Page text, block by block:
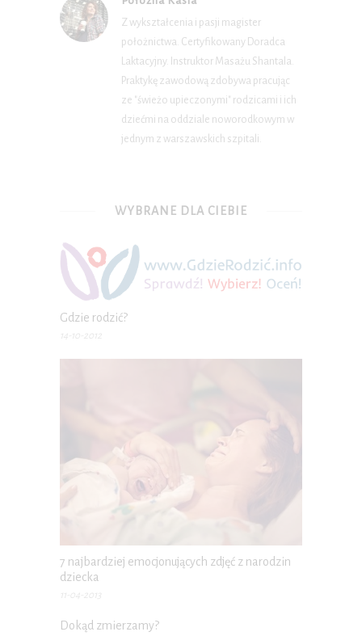
Z wykształcenia i pasji magister
położnictwa. Certyfikowany Doradca
Laktacyjny. Instruktor Masażu Shantala.
Praktykę zawodową zdobywa pracując
ze "świeżo upieczonymi" rodzicami i ich
dziećmi na oddziale noworodkowym w
jednym z warszawskich szpitali.
WYBRANE DLA CIEBIE
Gdzie rodzić?
14-10-2012
7 najbardziej emocjonujących zdjęć z narodzin
dziecka
11-04-2013
Dokąd zmierzamy?